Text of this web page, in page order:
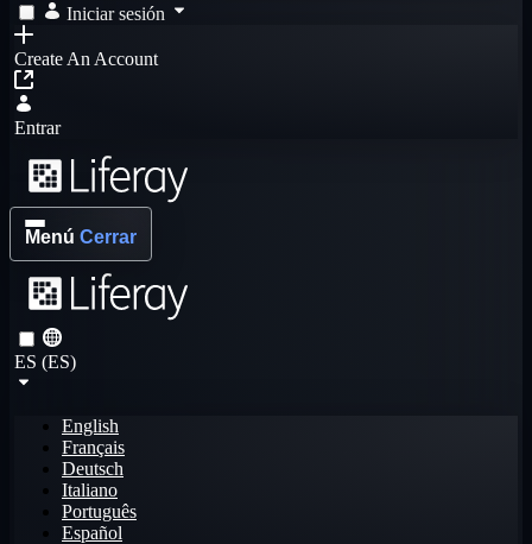
Iniciar sesión
Create An Account
Entrar
Menú Cerrar
ES (ES)
English
Français
Deutsch
Italiano
Português
Español